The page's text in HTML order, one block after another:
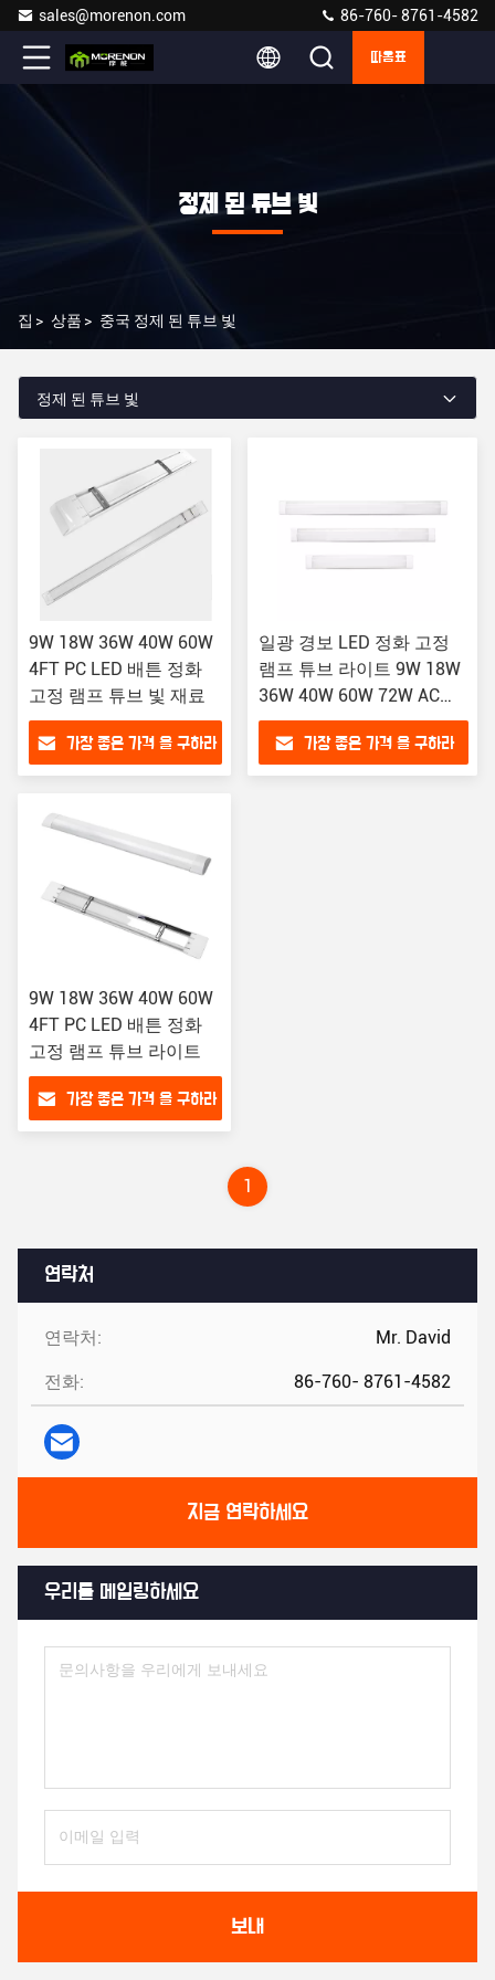
sales@morenon.com 86-760- 8761-4582
따옴표
정제 된 튜브 빛
집 > 상품 > 중국 정제 된 튜브 빛
연락처
연락처: Mr. David
전화: 86-760- 8761-4582
지금 연락하세요
우리를 메일링하세요
보내
정제 된 튜브 빛
9W 18W 36W 40W 60W
4FT PC LED 배튼 정화
고정 램프 튜브 빛 재료
가장 좋은 가격 을 구하라
일광 경보 LED 정화 고정
램프 튜브 라이트 9W 18W
36W 40W 60W 72W AC
85-265V
가장 좋은 가격 을 구하라
9W 18W 36W 40W 60W
4FT PC LED 배튼 정화
고정 램프 튜브 라이트
가장 좋은 가격 을 구하라
1